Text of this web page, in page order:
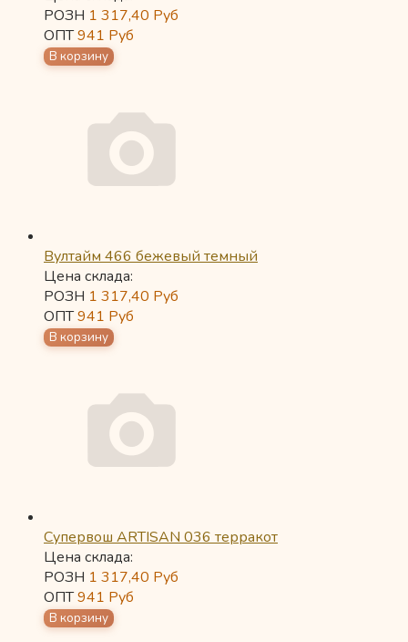
РОЗН 1 317,40 Руб
ОПТ941 Руб
Вултайм 466 бежевый темный
Цена склада:
РОЗН 1 317,40 Руб
ОПТ941 Руб
Супервош ARTISAN 036 терракот
Цена склада:
РОЗН 1 317,40 Руб
ОПТ941 Руб